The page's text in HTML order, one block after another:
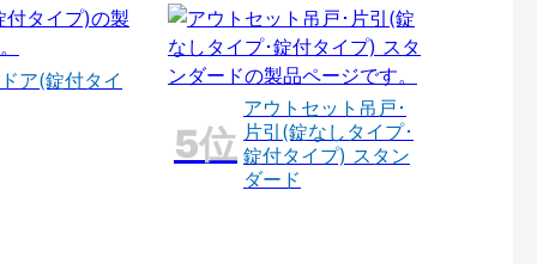
ア(錠付タイ
アウトセット吊戸･
片引(錠なしタイプ･
錠付タイプ) スタン
ダード